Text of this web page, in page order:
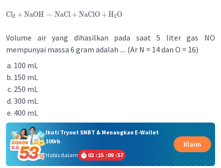
Cl2 + NaOH → NaCl + NaClO + H2O
Volume air yang dihasilkan pada saat 5 liter gas NO
mempunyai massa 6 gram adalah .... (Ar N = 14 dan O = 16)
100 mL
150 mL
250 mL
300 mL
400 mL
Ikuti Tryout SNBT & Menangkan E-Wallet
100rb
Habis dalam
02 :15 :09 :57
Klaim